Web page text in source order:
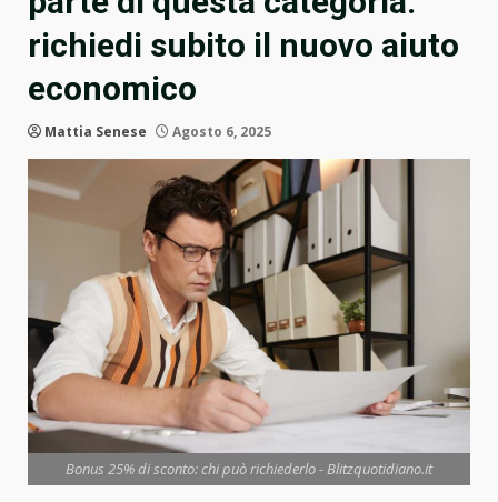
richiedi subito il nuovo aiuto
economico
Mattia Senese Agosto 6, 2025
Bonus 25% di sconto: chi può richiederlo - Blitzquotidiano.it